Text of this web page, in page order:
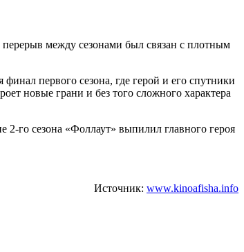
между сезонами был связан с плотным
первого сезона, где герой и его спутники
новые грани и без того сложного характера
2-го сезона «Фоллаут» выпилил главного героя
Источник: www.kinoafisha.info